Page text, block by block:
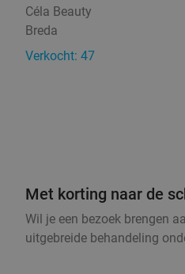
Céla Beauty
Breda
Verkocht: 47
Met korting naar de
Wil je een bezoek brengen
uitgebreide behandeling